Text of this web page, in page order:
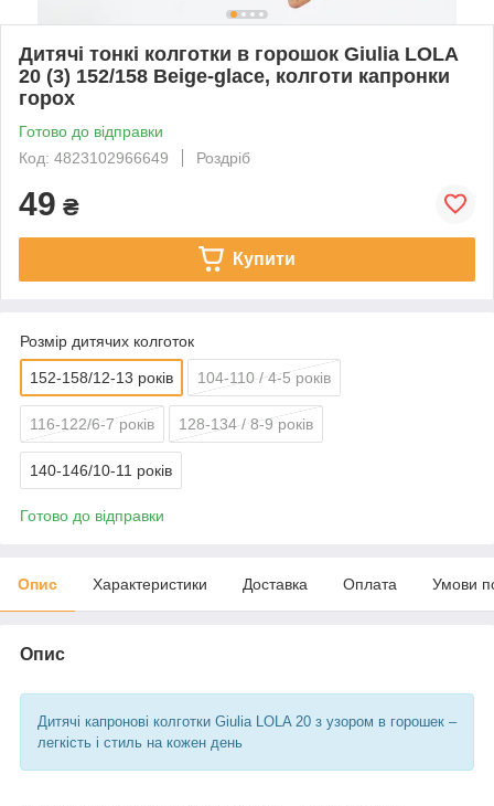
Дитячі тонкі колготки в горошок Giulia LOLA
20 (3) 152/158 Beige-glace, колготи капронки
горох
Готово до відправки
Код: 4823102966649
Роздріб
49 ₴
Купити
Розмір дитячих колготок
152-158/12-13 років 104-110 / 4-5 років
116-122/6-7 років 128-134 / 8-9 років
140-146/10-11 років
Готово до відправки
Опис Характеристики Доставка Оплата Умови
Опис
Дитячі капронові колготки Giulia LOLA 20 з узором в горошек –
легкість і стиль на кожен день